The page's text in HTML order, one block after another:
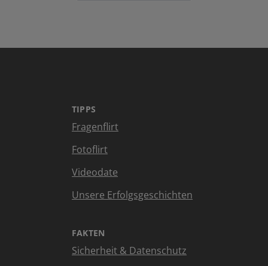
TIPPS
Fragenflirt
Fotoflirt
Videodate
Unsere Erfolgsgeschichten
FAKTEN
Sicherheit & Datenschutz